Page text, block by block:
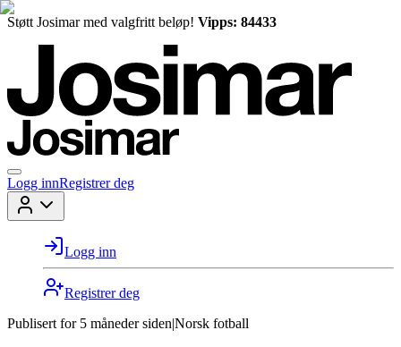
Støtt Josimar med valgfritt beløp! Vipps: 84433
Logg innRegistrer deg
Logg inn
Registrer deg
Publisert for 5 måneder siden|Norsk fotball